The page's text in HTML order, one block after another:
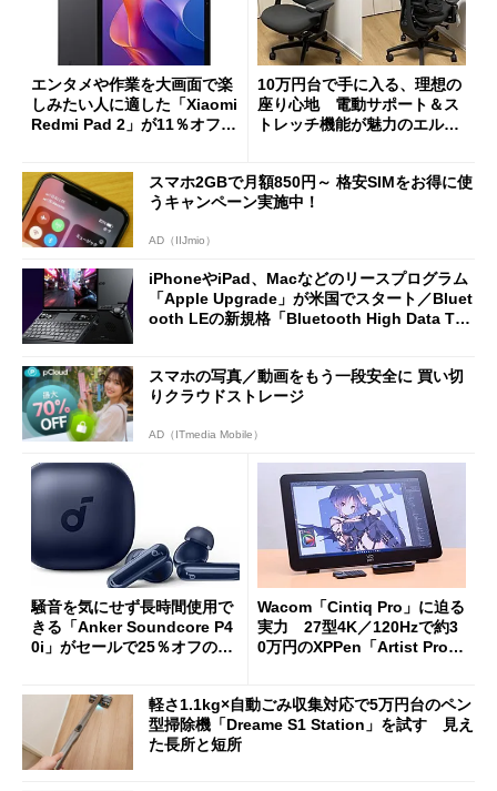
エンタメや作業を大画面で楽
しみたい人に適した「Xiaomi
Redmi Pad 2」が11％オフの
10万円台で手に入る、理想の
座り心地 電動サポート＆ス
トレッチ機能が魅力のエルゴ
スマホ2GBで月額850円～ 格安SIMをお得に使
うキャンペーン実施中！
AD（IIJmio）
iPhoneやiPad、Macなどのリースプログラム
「Apple Upgrade」が米国でスタート／Bluet
ooth LEの新規格「Bluetooth High Data Thr
スマホの写真／動画をもう一段安全に 買い切
りクラウドストレージ
AD（ITmedia Mobile）
騒音を気にせず長時間使用で
きる「Anker Soundcore P4
0i」がセールで25％オフの59
Wacom「Cintiq Pro」に迫る
実力 27型4K／120Hzで約3
0万円のXPPen「Artist Pro 2
軽さ1.1kg×自動ごみ収集対応で5万円台のペン
型掃除機「Dreame S1 Station」を試す 見え
た長所と短所